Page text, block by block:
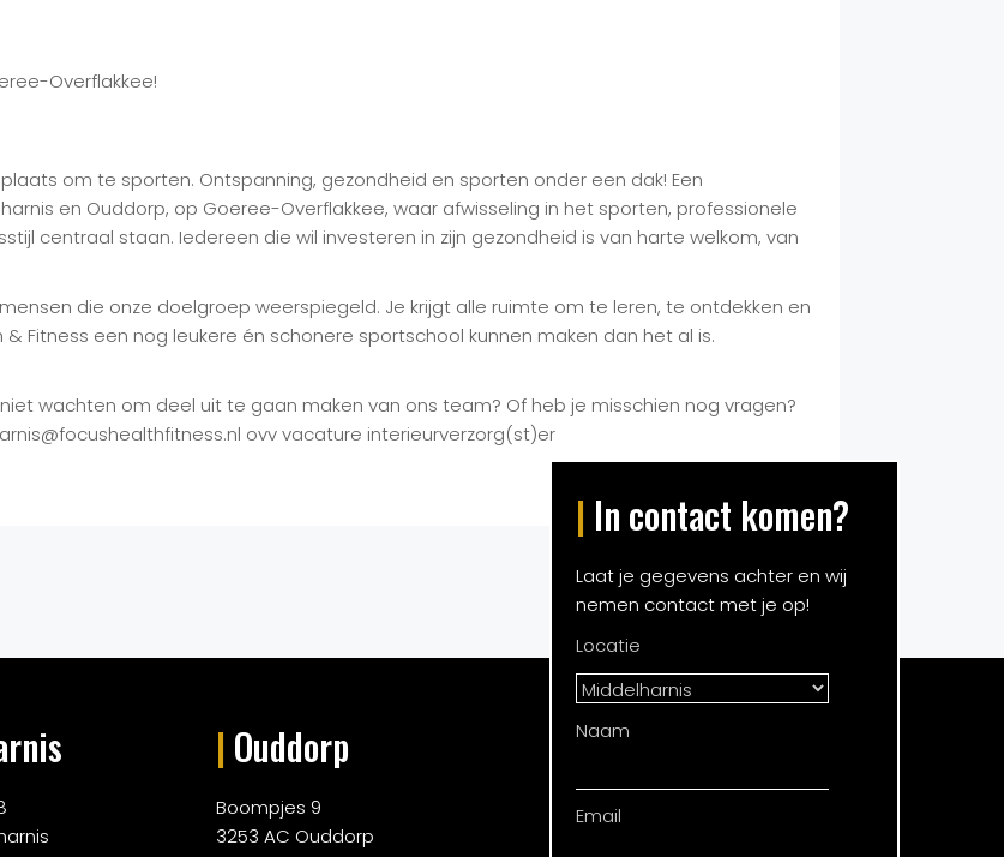
Overflakkee!
om te sporten. Ontspanning, gezondheid en sporten onder een dak! Een
en Ouddorp, op Goeree-Overflakkee, waar afwisseling in het sporten, professionele
centraal staan. Iedereen die wil investeren in zijn gezondheid is van harte welkom, van
die onze doelgroep weerspiegeld. Je krijgt alle ruimte om te leren, te ontdekken en
Fitness een nog leukere én schonere sportschool kunnen maken dan het al is.
wachten om deel uit te gaan maken van ons team? Of heb je misschien nog vragen?
ovv vacature interieurverzorg(st)er
| Ouddorp
Boompjes 9
3253 AC Ouddorp
| In contact komen?
Laat je gegevens achter en wij
nemen contact met je op!
Locatie
Naam
Email